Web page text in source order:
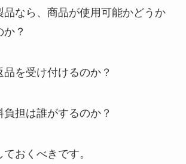
品なら、商品が使用可能かどうか
？
を受け付けるのか？
担は誰がするのか？
ておくべきです。